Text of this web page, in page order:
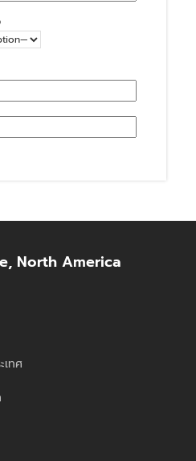
North America
เทศ